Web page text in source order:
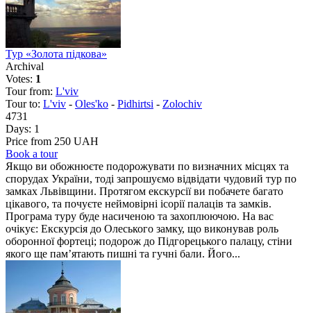
Тур «Золота підкова»
Archival
Votes: 1
Tour from: L'viv
Tour to: L'viv - Oles'ko - Pidhirtsi - Zolochiv
4731
Days: 1
Price from 250 UAH
Book a tour
Якщо ви обожнюєте подорожувати по визначних місцях та
спорудах України, тоді запрошуємо відвідати чудовий тур по
замках Львівщини. Протягом екскурсії ви побачете багато
цікавого, та почуєте неймовірні ісорії палаців та замків.
Програма туру буде насиченою та захоплюючою. На вас
очікує: Екскурсія до Олеського замку, що виконував роль
оборонної фортеці; подорож до Підгорецького палацу, стіни
якого ще пам’ятають пишні та гучні бали. Його...